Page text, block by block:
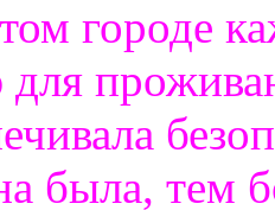
городе
была, тем